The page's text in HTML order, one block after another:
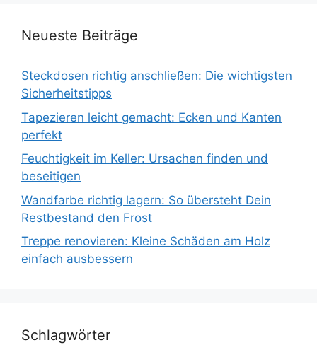
Neueste Beiträge
Steckdosen richtig anschließen: Die wichtigsten
Sicherheitstipps
Tapezieren leicht gemacht: Ecken und Kanten
perfekt
Feuchtigkeit im Keller: Ursachen finden und
beseitigen
Wandfarbe richtig lagern: So übersteht Dein
Restbestand den Frost
Treppe renovieren: Kleine Schäden am Holz
einfach ausbessern
Schlagwörter